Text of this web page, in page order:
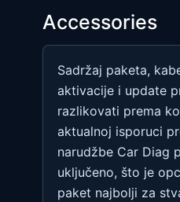
Accessories
Sadržaj paketa,
aktivacije i update
razlikovati prema
aktualnoj isporuci
narudžbe Car Diag
uključeno, što je
paket najbolji za